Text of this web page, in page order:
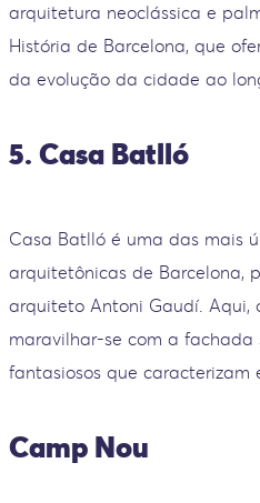
arquitetura neoclássica e
História de Barcelona, que
da evolução da cidade ao
5. Casa Batlló
Casa Batlló é uma das mais
arquitetônicas de Barcelona,
arquiteto Antoni Gaudí. Aqui,
maravilhar-se com a fachada
fantasiosos que caracterizam
Camp Nou